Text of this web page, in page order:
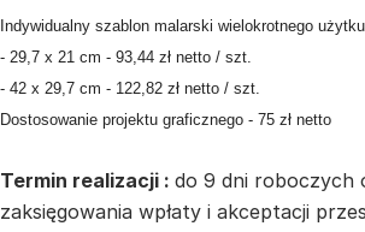
Indywidualny szablon malarski wielokrotnego
- 29,7 x 21 cm - 93,44 zł netto / szt.
- 42 x 29,7 cm - 122,82 zł netto / szt.
Dostosowanie projektu graficznego - 75 zł netto
Termin realizacji : do 9 dni roboczych
zaksięgowania wpłaty i akceptacji